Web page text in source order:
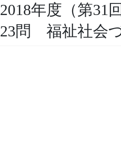
2018年度（第
23問 福祉社会